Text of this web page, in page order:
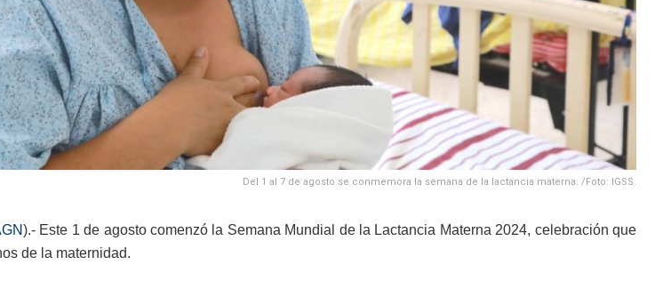
Del 1 al 7 de agosto se conmemora la semana de la lactancia materna. /Foto: IGSS.
).- Este 1 de agosto comenzó la Semana Mundial de la Lactancia Materna 2024, celebración que
de la maternidad.